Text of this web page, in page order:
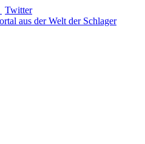
Twitter